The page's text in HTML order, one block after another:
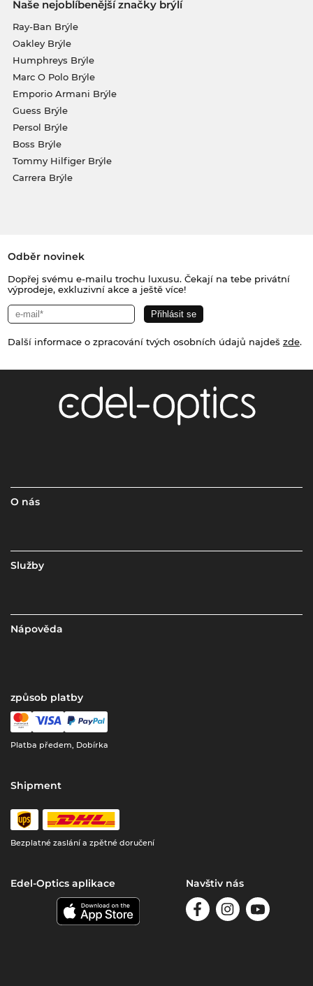
Naše nejoblíbenější značky brýlí
Ray-Ban Brýle
Oakley Brýle
Humphreys Brýle
Marc O Polo Brýle
Emporio Armani Brýle
Guess Brýle
Persol Brýle
Boss Brýle
Tommy Hilfiger Brýle
Carrera Brýle
Odběr novinek
Dopřej svému e-mailu trochu luxusu. Čekají na tebe privátní
výprodeje, exkluzivní akce a ještě více!
Další informace o zpracování tvých osobních údajů najdeš zde.
O nás
Služby
Nápověda
způsob platby
Platba předem, Dobírka
Shipment
Bezplatné zaslání a zpětné doručení
Edel-Optics aplikace Navštiv nás